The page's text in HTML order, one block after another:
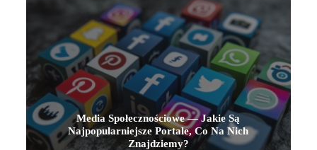
Media Społecznościowe — Jakie Są
Najpopularniejsze Portale, Co Na Nich
Znajdziemy?